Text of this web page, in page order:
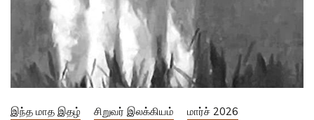
இந்த மாத இதழ் சிறுவர் இலக்கியம் மார்ச் 2026